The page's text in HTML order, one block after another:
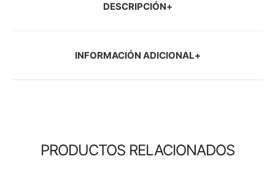
DESCRIPCIÓN
INFORMACIÓN ADICIONAL
PRODUCTOS RELACIONADOS